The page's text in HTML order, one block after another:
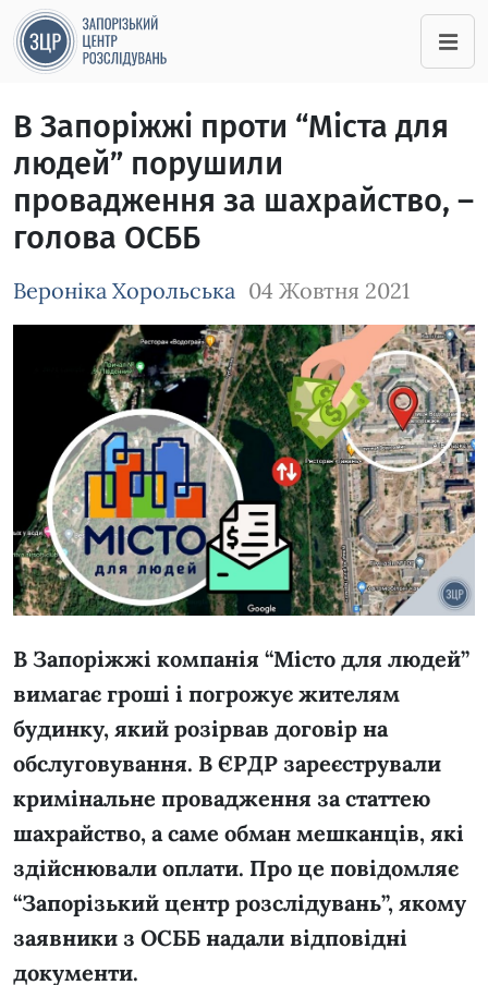
В Запоріжжі проти “Міста для
людей” порушили
провадження за шахрайство, –
голова ОСББ
Вероніка Хорольська 04 Жовтня 2021
Зображення завантажується
В Запоріжжі компанія “Місто для людей”
вимагає гроші і погрожує жителям
будинку, який розірвав договір на
обслуговування. В ЄРДР зареєстрували
кримінальне провадження за статтею
шахрайство, а саме обман мешканців, які
здійснювали оплати. Про це повідомляє
“Запорізький центр розслідувань”, якому
заявники з ОСББ надали відповідні
документи.